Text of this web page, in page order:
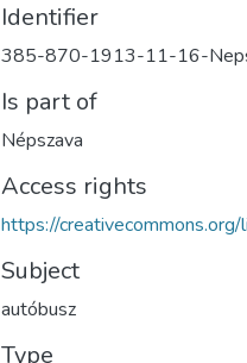
Identifier
385-870-1913-11-16-
Is part of
Népszava
Access rights
https://
Subject
autóbusz
Type